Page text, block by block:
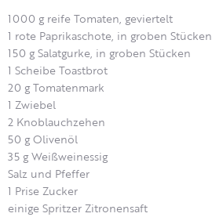
1000 g reife Tomaten, geviertelt
1 rote Paprikaschote, in groben Stücken
150 g Salatgurke, in groben Stücken
1 Scheibe Toastbrot
20 g Tomatenmark
1 Zwiebel
2 Knoblauchzehen
50 g Olivenöl
35 g Weißweinessig
Salz und Pfeffer
1 Prise Zucker
einige Spritzer Zitronensaft